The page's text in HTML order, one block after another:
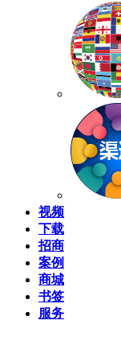
视频
下载
招商
案例
商城
书签
服务